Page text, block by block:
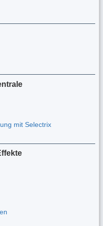
mit Selectrix